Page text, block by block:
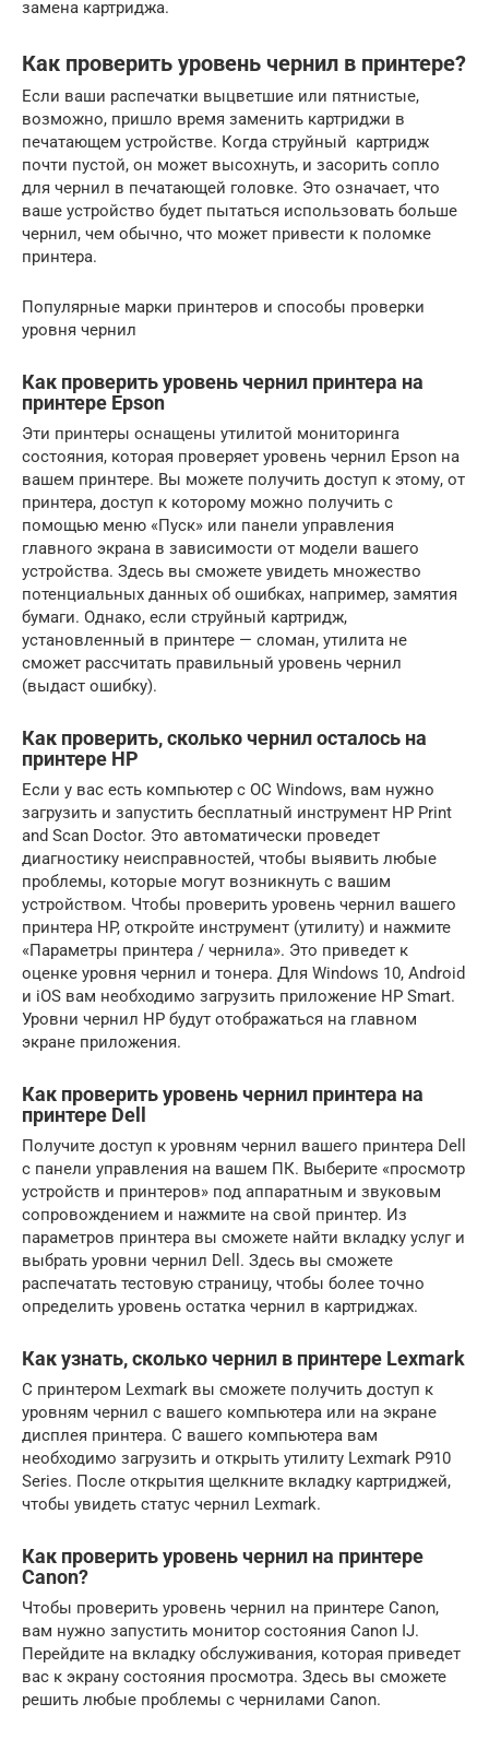
замена картриджа.
Как проверить уровень чернил в принтере?
Если ваши распечатки выцветшие или пятнистые,
возможно, пришло время заменить картриджи в
печатающем устройстве. Когда струйный картридж
почти пустой, он может высохнуть, и засорить сопло
для чернил в печатающей головке. Это означает, что
ваше устройство будет пытаться использовать больше
чернил, чем обычно, что может привести к поломке
принтера.
Популярные марки принтеров и способы проверки
уровня чернил
Как проверить уровень чернил принтера на
принтере Epson
Эти принтеры оснащены утилитой мониторинга
состояния, которая проверяет уровень чернил Epson на
вашем принтере. Вы можете получить доступ к этому, от
принтера, доступ к которому можно получить с
помощью меню «Пуск» или панели управления
главного экрана в зависимости от модели вашего
устройства. Здесь вы сможете увидеть множество
потенциальных данных об ошибках, например, замятия
бумаги. Однако, если струйный картридж,
установленный в принтере — сломан, утилита не
сможет рассчитать правильный уровень чернил
(выдаст ошибку).
Как проверить, сколько чернил осталось на
принтере HP
Если у вас есть компьютер с ОС Windows, вам нужно
загрузить и запустить бесплатный инструмент HP Print
and Scan Doctor. Это автоматически проведет
диагностику неисправностей, чтобы выявить любые
проблемы, которые могут возникнуть с вашим
устройством. Чтобы проверить уровень чернил вашего
принтера HP, откройте инструмент (утилиту) и нажмите
«Параметры принтера / чернила». Это приведет к
оценке уровня чернил и тонера. Для Windows 10, Android
и iOS вам необходимо загрузить приложение HP Smart.
Уровни чернил HP будут отображаться на главном
экране приложения.
Как проверить уровень чернил принтера на
принтере Dell
Получите доступ к уровням чернил вашего принтера Dell
с панели управления на вашем ПК. Выберите «просмотр
устройств и принтеров» под аппаратным и звуковым
сопровождением и нажмите на свой принтер. Из
параметров принтера вы сможете найти вкладку услуг и
выбрать уровни чернил Dell. Здесь вы сможете
распечатать тестовую страницу, чтобы более точно
определить уровень остатка чернил в картриджах.
Как узнать, сколько чернил в принтере Lexmark
С принтером Lexmark вы сможете получить доступ к
уровням чернил с вашего компьютера или на экране
дисплея принтера. С вашего компьютера вам
необходимо загрузить и открыть утилиту Lexmark P910
Series. После открытия щелкните вкладку картриджей,
чтобы увидеть статус чернил Lexmark.
Как проверить уровень чернил на принтере
Canon?
Чтобы проверить уровень чернил на принтере Canon,
вам нужно запустить монитор состояния Canon IJ.
Перейдите на вкладку обслуживания, которая приведет
вас к экрану состояния просмотра. Здесь вы сможете
решить любые проблемы с чернилами Canon.